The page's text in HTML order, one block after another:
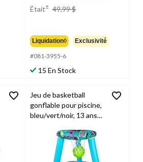
Était± 49,99 $
Liquidation◊ Exclusivité
#081-3955-6
15 En Stock
Jeu de basketball
gonflable pour piscine,
bleu/vert/noir, 13 ans
de plage/piscine, paq. 3